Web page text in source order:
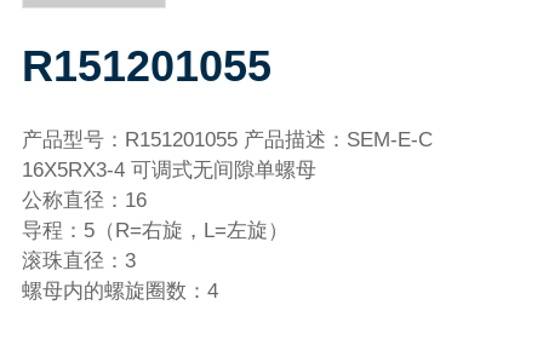
R151201055
产品型号：R151201055 产品描述：SEM-E-C
16X5RX3-4 可调式无间隙单螺母
公称直径：16
导程：5（R=右旋，L=左旋）
滚珠直径：3
螺母内的螺旋圈数：4